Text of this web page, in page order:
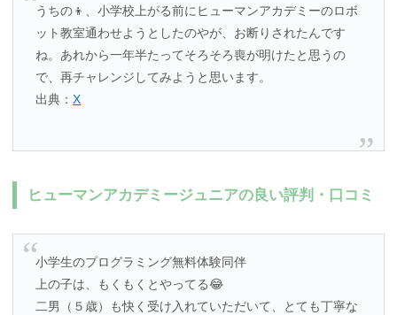
うちの👦、小学校上がる前にヒューマンアカデミーのロボ
ット教室通わせようとしたのやが、お断りされたんです
ね。あれから一年半たってそろそろ喪が明けたと思うの
で、再チャレンジしてみようと思います。
出典：X
ヒューマンアカデミージュニアの良い評判・口コミ
小学生のプログラミング無料体験同伴
上の子は、もくもくとやってる😂
二男（５歳）も快く受け入れていただいて、とても丁寧な